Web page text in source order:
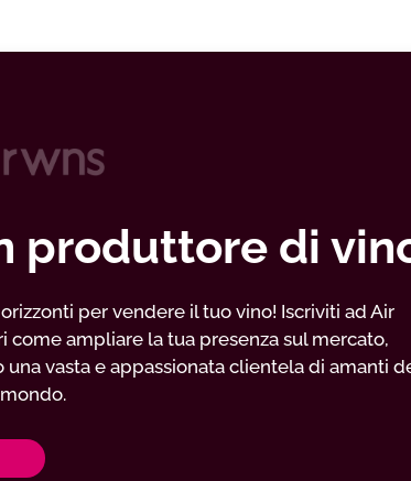
produttore di
per vendere il tuo vino! Iscriviti ad Air
come ampliare la tua presenza sul mercato,
vasta e appassionata clientela di amanti